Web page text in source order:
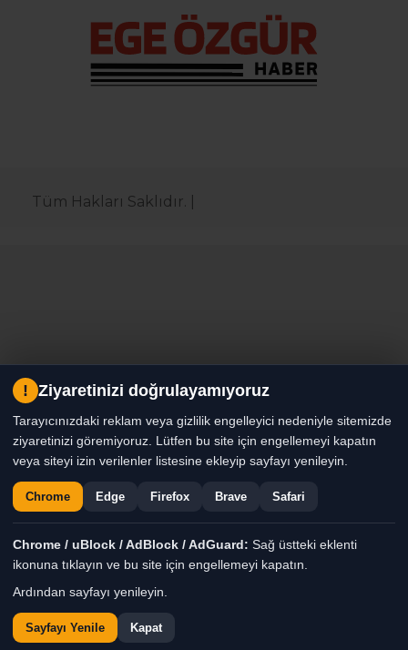
Tüm Hakları Saklıdır. |
! Ziyaretinizi doğrulayamıyoruz
Tarayıcınızdaki reklam veya gizlilik engelleyici nedeniyle sitemizde
ziyaretinizi göremiyoruz. Lütfen bu site için engellemeyi kapatın
veya siteyi izin verilenler listesine ekleyip sayfayı yenileyin.
Chrome Edge Firefox Brave Safari
Chrome / uBlock / AdBlock / AdGuard: Sağ üstteki eklenti
ikonuna tıklayın ve bu site için engellemeyi kapatın.
Ardından sayfayı yenileyin.
Sayfayı Yenile Kapat